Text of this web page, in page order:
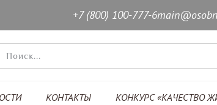
+7 (800) 100-777-6
КОНТАКТЫ КОНКУРС «КАЧЕСТВО